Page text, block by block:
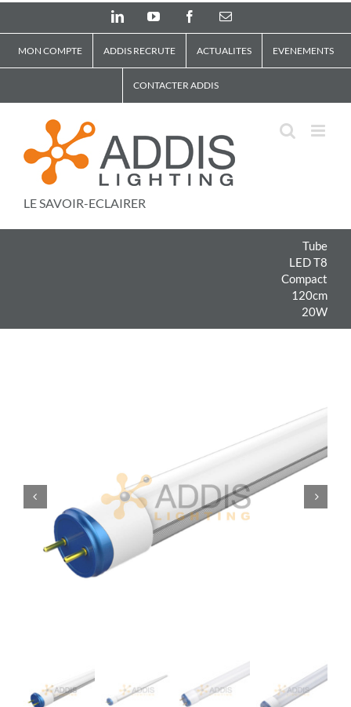
LinkedInYouTube FacebookEmail
MON COMPTE ADDIS RECRUTE ACTUALITES EVENEMENTS
CONTACTER ADDIS
LE SAVOIR-ECLAIRER
Tube
LED T8
Compact
120cm
20W